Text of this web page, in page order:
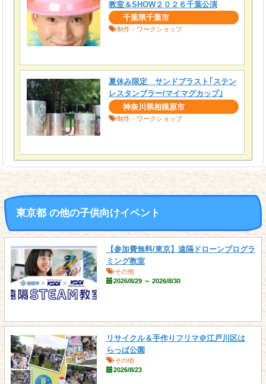
教室＆SHOW２０２６千葉公演
千葉県千葉市
制作・ワークショップ
夏休み限定 サンドブラスト｢ステン
レスタンブラー/マイマグカップ｣
神奈川県相模原市
制作・ワークショップ
東京都 の他の子供向けイベント
【参加費無料/東京】遠隔ドローンプログラ
ミング教室
その他
2026/8/29 ～ 2026/8/30
リサイクル＆手作りフリマ＠江戸川区は
らっぱ公園
その他
2026/8/23